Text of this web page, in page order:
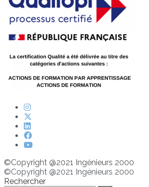
©Copyright @2021 Ingénieurs 2000
©Copyright @2021 Ingénieurs 2000
Rechercher